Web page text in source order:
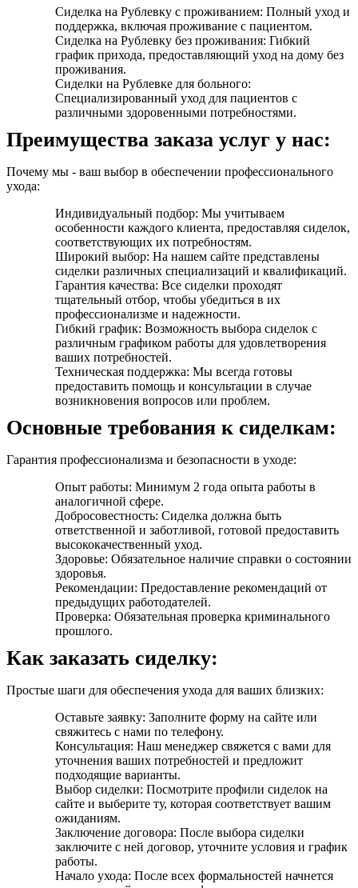
Сиделка на Рублевку с проживанием: Полный уход и
поддержка, включая проживание с пациентом.
Сиделка на Рублевку без проживания: Гибкий
график прихода, предоставляющий уход на дому без
проживания.
Сиделки на Рублевке для больного:
Специализированный уход для пациентов с
различными здоровенными потребностями.
Преимущества заказа услуг у нас:
Почему мы - ваш выбор в обеспечении профессионального
ухода:
Индивидуальный подбор: Мы учитываем
особенности каждого клиента, предоставляя сиделок,
соответствующих их потребностям.
Широкий выбор: На нашем сайте представлены
сиделки различных специализаций и квалификаций.
Гарантия качества: Все сиделки проходят
тщательный отбор, чтобы убедиться в их
профессионализме и надежности.
Гибкий график: Возможность выбора сиделок с
различным графиком работы для удовлетворения
ваших потребностей.
Техническая поддержка: Мы всегда готовы
предоставить помощь и консультации в случае
возникновения вопросов или проблем.
Основные требования к сиделкам:
Гарантия профессионализма и безопасности в уходе:
Опыт работы: Минимум 2 года опыта работы в
аналогичной сфере.
Добросовестность: Сиделка должна быть
ответственной и заботливой, готовой предоставить
высококачественный уход.
Здоровье: Обязательное наличие справки о состоянии
здоровья.
Рекомендации: Предоставление рекомендаций от
предыдущих работодателей.
Проверка: Обязательная проверка криминального
прошлого.
Как заказать сиделку:
Простые шаги для обеспечения ухода для ваших близких:
Оставьте заявку: Заполните форму на сайте или
свяжитесь с нами по телефону.
Консультация: Наш менеджер свяжется с вами для
уточнения ваших потребностей и предложит
подходящие варианты.
Выбор сиделки: Посмотрите профили сиделок на
сайте и выберите ту, которая соответствует вашим
ожиданиям.
Заключение договора: После выбора сиделки
заключите с ней договор, уточните условия и график
работы.
Начало ухода: После всех формальностей начнется